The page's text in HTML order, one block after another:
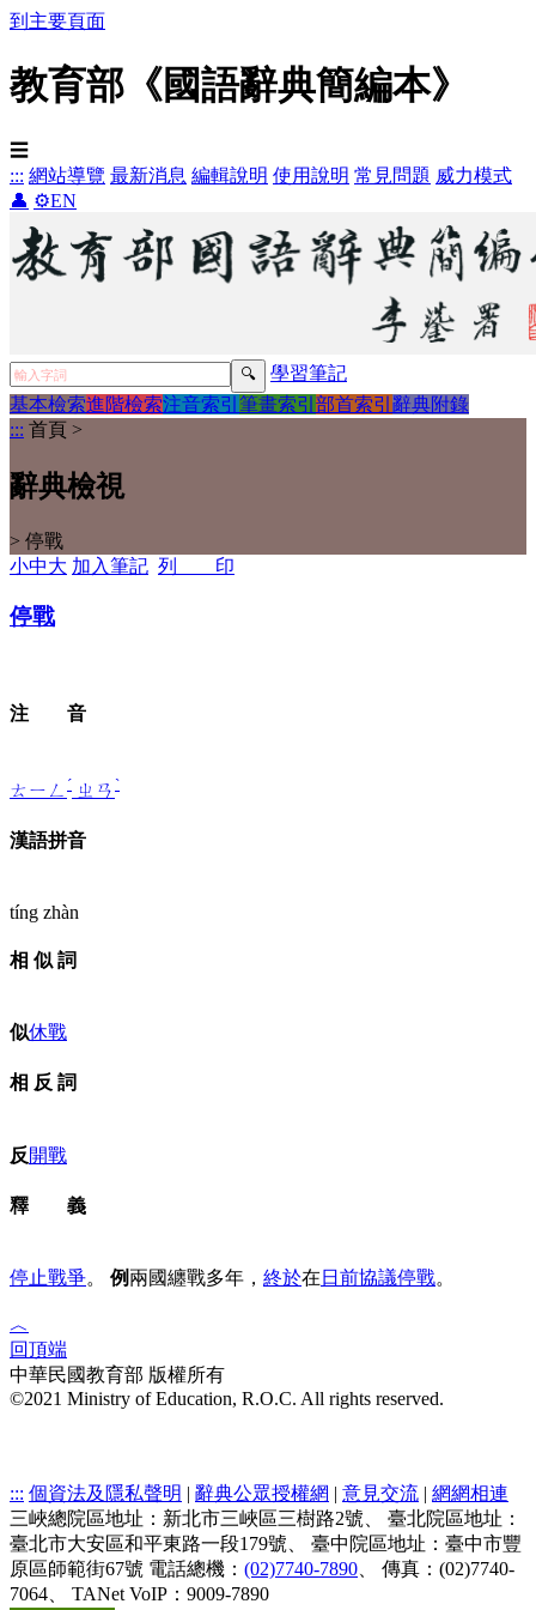
到主要頁面
教育部《國語辭典簡編本》
☰
::: 網站導覽 最新消息 編輯說明 使用說明 常見問題 威力模式
👤 ⚙️EN
學習筆記
基本檢索進階檢索注音索引 筆畫索引 部首索引 辭典附錄
::: 首頁 >
辭典檢視
> 停戰
小中大 加入筆記 列 印
停戰
注 音
ㄊㄧㄥ ˊ ㄓㄢ ˋ
漢語拼音
tíng zhàn
相 似 詞
似休戰
相 反 詞
反 開戰
釋 義
停止戰爭。 例 兩國纏戰多年， 終於在 日前協議停戰。
︿
回頂端
中華民國教育部 版權所有
©2021 Ministry of Education, R.O.C. All rights reserved.
::: 個資法及隱私聲明 | 辭典公眾授權網 | 意見交流 | 網網相連
三峽總院區地址：新北市三峽區三樹路2號、
臺北院區地址：
臺北市大安區和平東路一段179號、
臺中院區地址：臺中市豐
原區師範街67號 電話總機： (02)7740-7890
傳真：(02)7740-
7064、
TANet VoIP：9009-7890